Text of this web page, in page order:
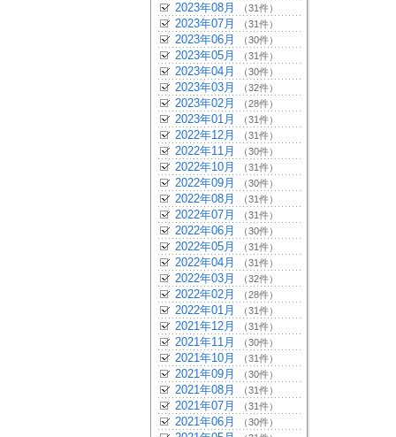
2023年08月 （31件）
2023年07月 （31件）
2023年06月 （30件）
2023年05月 （31件）
2023年04月 （30件）
2023年03月 （32件）
2023年02月 （28件）
2023年01月 （31件）
2022年12月 （31件）
2022年11月 （30件）
2022年10月 （31件）
2022年09月 （30件）
2022年08月 （31件）
2022年07月 （31件）
2022年06月 （30件）
2022年05月 （31件）
2022年04月 （31件）
2022年03月 （32件）
2022年02月 （28件）
2022年01月 （31件）
2021年12月 （31件）
2021年11月 （30件）
2021年10月 （31件）
2021年09月 （30件）
2021年08月 （31件）
2021年07月 （31件）
2021年06月 （30件）